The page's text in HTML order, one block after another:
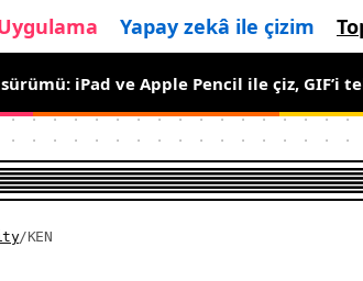
Yapay zekâ ile çizim
sürümü yayında: kısa süreliğine
sürümü: iPad ve Apple Pencil ile çiz, GIF’i
/KEN